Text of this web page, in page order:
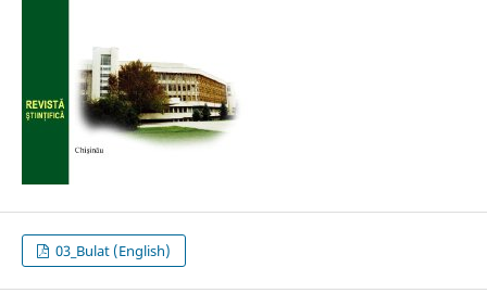
03_Bulat (English)